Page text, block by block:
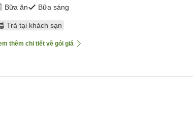
Bữa ăn Bữa sáng
Trả tại khách sạn
thêm chi tiết về gói giá